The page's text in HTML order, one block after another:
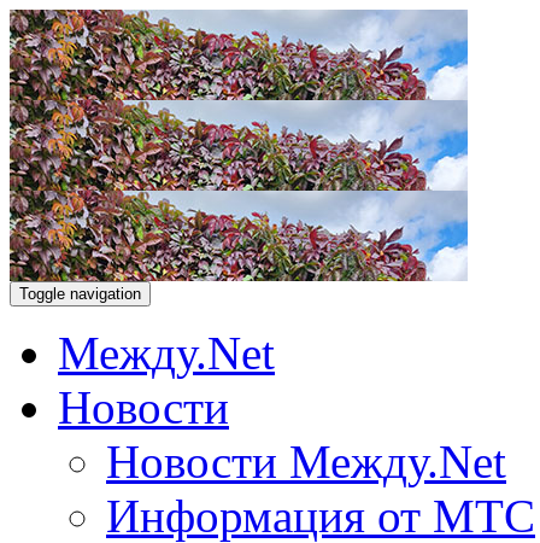
Toggle navigation
Между.Net
Новости
Новости Между.Net
Информация от МТС